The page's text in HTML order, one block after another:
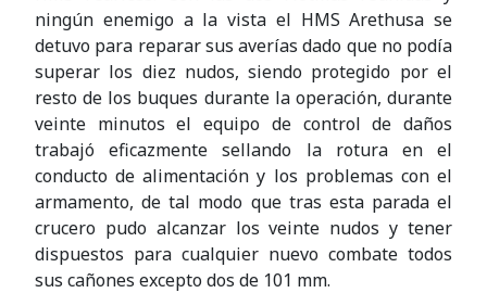
ningún enemigo a la vista el HMS Arethusa se
detuvo para reparar sus averías dado que no podía
superar los diez nudos, siendo protegido por el
resto de los buques durante la operación, durante
veinte minutos el equipo de control de daños
trabajó eficazmente sellando la rotura en el
conducto de alimentación y los problemas con el
armamento, de tal modo que tras esta parada el
crucero pudo alcanzar los veinte nudos y tener
dispuestos para cualquier nuevo combate todos
sus cañones excepto dos de 101 mm.